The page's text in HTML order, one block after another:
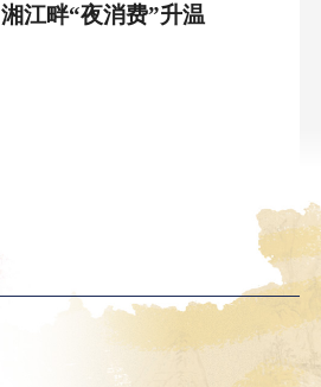
湘江畔“夜消费”升温
银行 | 证券 | 保险 | 基金